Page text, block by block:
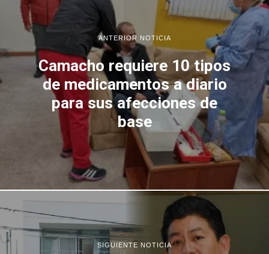
ANTERIOR NOTICIA
Camacho requiere 10 tipos
de medicamentos a diario
para sus afecciones de
base
SIGUIENTE NOTICIA